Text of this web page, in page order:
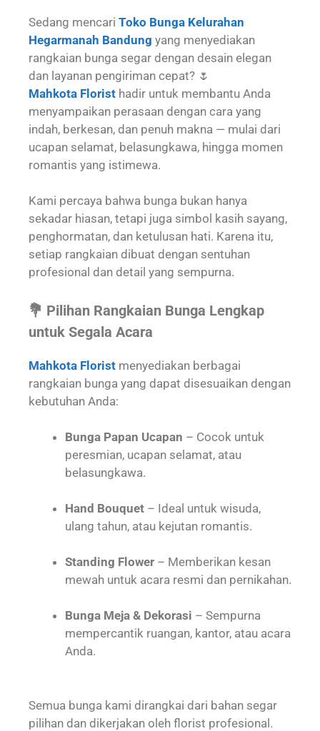
Sedang mencari Toko Bunga Kelurahan
Hegarmanah Bandung yang menyediakan
rangkaian bunga segar dengan desain elegan
dan layanan pengiriman cepat? 🌷
Mahkota Florist hadir untuk membantu Anda
menyampaikan perasaan dengan cara yang
indah, berkesan, dan penuh makna — mulai dari
ucapan selamat, belasungkawa, hingga momen
romantis yang istimewa.
Kami percaya bahwa bunga bukan hanya
sekadar hiasan, tetapi juga simbol kasih sayang,
penghormatan, dan ketulusan hati. Karena itu,
setiap rangkaian dibuat dengan sentuhan
profesional dan detail yang sempurna.
💐 Pilihan Rangkaian Bunga Lengkap
untuk Segala Acara
Mahkota Florist menyediakan berbagai
rangkaian bunga yang dapat disesuaikan dengan
kebutuhan Anda:
Bunga Papan Ucapan – Cocok untuk
peresmian, ucapan selamat, atau
belasungkawa.
Hand Bouquet – Ideal untuk wisuda,
ulang tahun, atau kejutan romantis.
Standing Flower – Memberikan kesan
mewah untuk acara resmi dan pernikahan.
Bunga Meja & Dekorasi – Sempurna
mempercantik ruangan, kantor, atau acara
Anda.
Semua bunga kami dirangkai dari bahan segar
pilihan dan dikerjakan oleh florist profesional.